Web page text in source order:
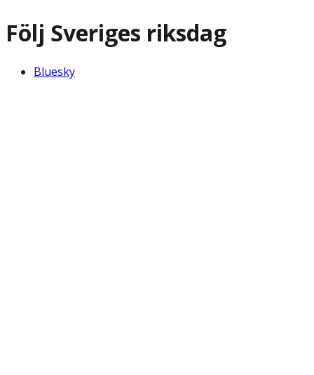
Följ Sveriges riksdag
Bluesky